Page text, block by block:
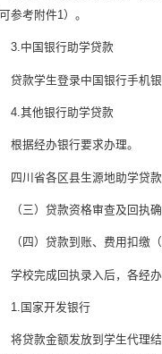
可参考附件1）。
3.中国银行助学贷款
贷款学生登录中国银行手机
4.其他银行助学贷款
根据经办银行要求办理。
四川省各区县生源地助学贷
（三）贷款资格审查及回执
（四）贷款到账、费用扣缴（
学校完成回执录入后，各经
1.国家开发银行
将贷款金额发放到学生代理